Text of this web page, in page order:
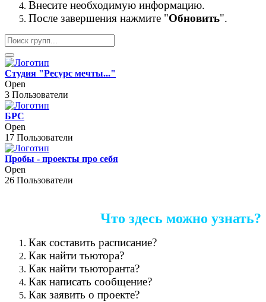
Внесите необходимую информацию.
После завершения нажмите "Обновить".
Студия "Ресурс мечты..."
Open
3 Пользователи
БРС
Open
17 Пользователи
Пробы - проекты про себя
Open
26 Пользователи
Что здесь можно узнать?
Как составить расписание?
Как найти тьютора?
Как найти тьюторанта?
Как написать сообщение?
Как заявить о проекте?